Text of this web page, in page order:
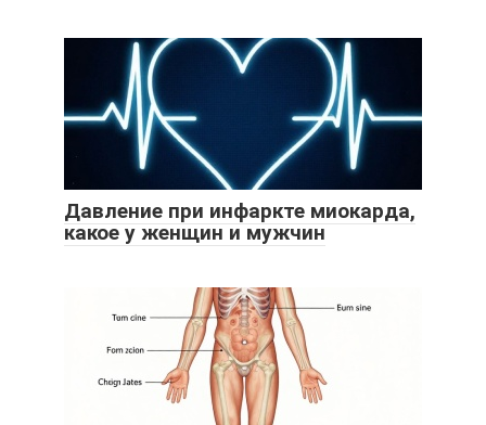
Давление при инфаркте миокарда,
какое у женщин и мужчин